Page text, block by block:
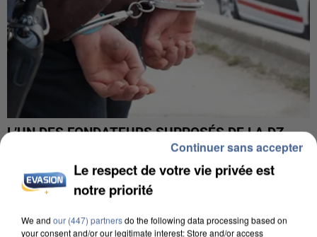
L’UN DES FONDATEURS SUPPOSÉS DE LA DZ
MAFIA INTERPELLÉ EN ALGÉRIE
Le respect de votre vie privée est
notre priorité
We and our (447) partnersdo the following data processing based on
your consent and/or our legitimate interest: Store and/or access
Continuer sans accepter